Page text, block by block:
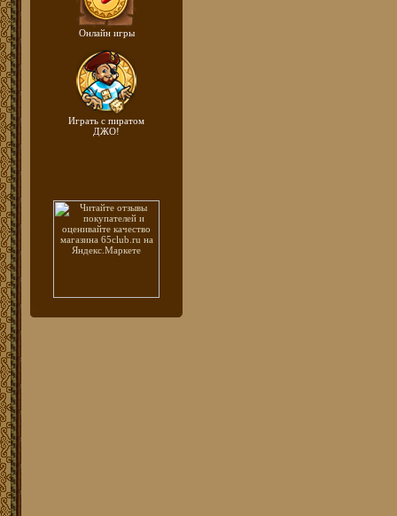
Онлайн игры
Играть с пиратом
ДЖО!